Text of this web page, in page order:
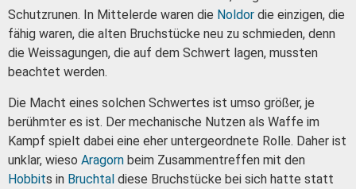
Schutzrunen. In Mittelerde waren die Noldor die einzigen, die
fähig waren, die alten Bruchstücke neu zu schmieden, denn
die Weissagungen, die auf dem Schwert lagen, mussten
beachtet werden.
Die Macht eines solchen Schwertes ist umso größer, je
berühmter es ist. Der mechanische Nutzen als Waffe im
Kampf spielt dabei eine eher untergeordnete Rolle. Daher ist
unklar, wieso Aragorn beim Zusammentreffen mit den
Hobbits in Bruchtal diese Bruchstücke bei sich hatte statt